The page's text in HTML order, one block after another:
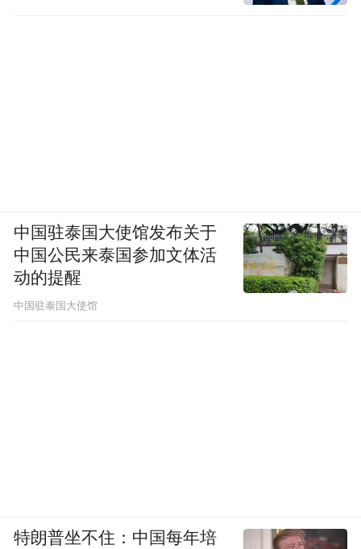
中国驻泰国大使馆发布关于
中国公民来泰国参加文体活
动的提醒
中国驻泰国大使馆
特朗普坐不住：中国每年培